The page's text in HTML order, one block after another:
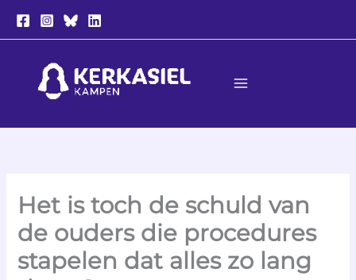
naar
Het is toch de schuld van
de ouders die procedures
stapelen dat alles zo lang